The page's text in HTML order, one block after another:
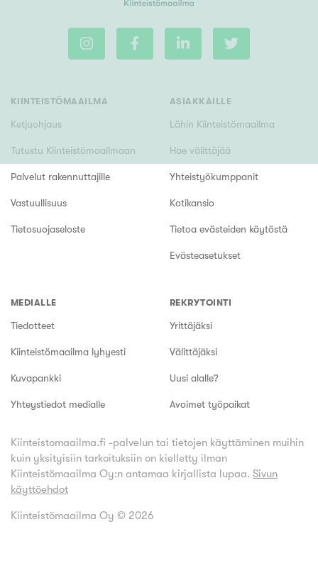
KIINTEISTÖMAAILMA
Ketjuohjaus
Tutustu Kiinteistömaailmaan
Palvelut rakennuttajille
Vastuullisuus
Tietosuojaseloste
ASIAKKAILLE
Lähin Kiinteistömaailma
Hae välittäjää
Yhteistyökumppanit
Kotikansio
Tietoa evästeiden käytöstä
Evästeasetukset
MEDIALLE
Tiedotteet
Kiinteistömaailma lyhyesti
Kuvapankki
Yhteystiedot medialle
REKRYTOINTI
Yrittäjäksi
Välittäjäksi
Uusi alalle?
Avoimet työpaikat
Kiinteistomaailma.fi -palvelun tai tietojen käyttäminen muihin
kuin yksityisiin tarkoituksiin on kielletty ilman
Kiinteistömaailma Oy:n antamaa kirjallista lupaa. Sivun
käyttöehdot
Kiinteistömaailma Oy © 2026